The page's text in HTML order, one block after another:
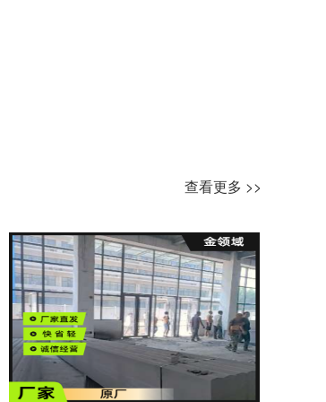
查看更多 >>